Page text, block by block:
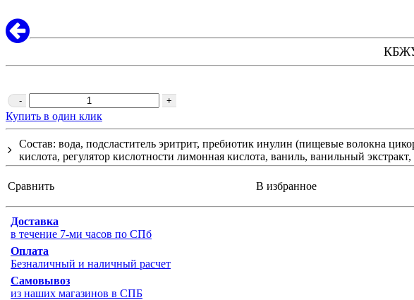
- +
Купить в один клик
Состав: вода, подсластитель эритрит, пребиотик инулин (пищевые волокна
кислота, регулятор кислотности лимонная кислота, ваниль, ванильный экстракт,
Сравнить В избранное
Доставка
в течение 7-ми часов по СПб
Оплата
Безналичный и наличный расчет
Самовывоз
из наших магазинов в СПБ